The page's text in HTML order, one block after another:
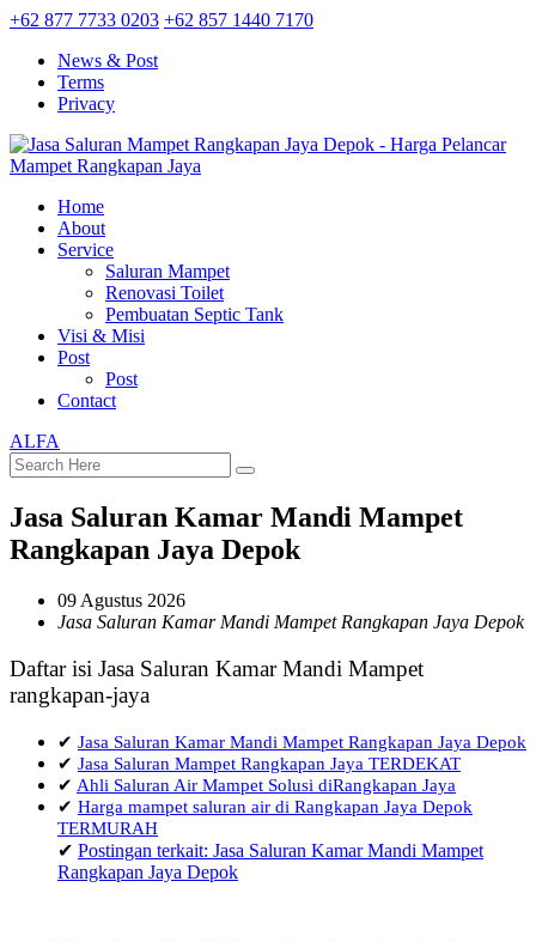
+62 877 7733 0203 +62 857 1440 7170
News & Post
Terms
Privacy
Home
About
Service
Saluran Mampet
Renovasi Toilet
Pembuatan Septic Tank
Visi & Misi
Post
Post
Contact
ALFA
Jasa Saluran Kamar Mandi Mampet
Rangkapan Jaya Depok
09 Agustus 2026
Jasa Saluran Kamar Mandi Mampet Rangkapan Jaya Depok
Daftar isi Jasa Saluran Kamar Mandi Mampet
rangkapan-jaya
✔ Jasa Saluran Kamar Mandi Mampet Rangkapan Jaya Depok
✔ Jasa Saluran Mampet Rangkapan Jaya TERDEKAT
✔ Ahli Saluran Air Mampet Solusi diRangkapan Jaya
✔ Harga mampet saluran air di Rangkapan Jaya Depok
TERMURAH
✔ Postingan terkait: Jasa Saluran Kamar Mandi Mampet
Rangkapan Jaya Depok